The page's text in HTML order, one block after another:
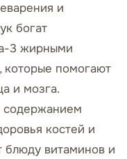
и
богат
3 жирными
которые помогают
и мозга.
содержанием
костей и
блюду витаминов и